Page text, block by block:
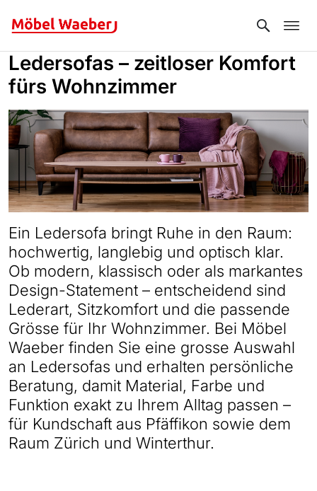
Search
Ledersofas – zeitloser Komfort
fürs Wohnzimmer
Ein Ledersofa bringt Ruhe in den Raum:
hochwertig, langlebig und optisch klar.
Ob modern, klassisch oder als markantes
Design-Statement – entscheidend sind
Lederart, Sitzkomfort und die passende
Grösse für Ihr Wohnzimmer. Bei Möbel
Waeber finden Sie eine grosse Auswahl
an Ledersofas und erhalten persönliche
Beratung, damit Material, Farbe und
Funktion exakt zu Ihrem Alltag passen –
für Kundschaft aus Pfäffikon sowie dem
Raum Zürich und Winterthur.